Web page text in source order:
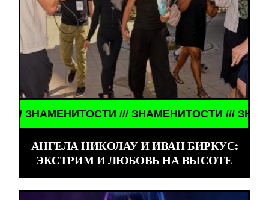
/// ЗНАМЕНИТОСТИ ///
АНГЕЛА НИКОЛАУ И ИВАН БИРКУС:
ЭКСТРИМ И ЛЮБОВЬ НА ВЫСОТЕ